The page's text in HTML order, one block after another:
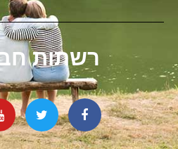
רשתות